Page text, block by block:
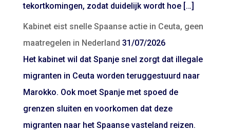
tekortkomingen, zodat duidelijk wordt hoe […]
Kabinet eist snelle Spaanse actie in Ceuta, geen
maatregelen in Nederland 31/07/2026
Het kabinet wil dat Spanje snel zorgt dat illegale
migranten in Ceuta worden teruggestuurd naar
Marokko. Ook moet Spanje met spoed de
grenzen sluiten en voorkomen dat deze
migranten naar het Spaanse vasteland reizen.